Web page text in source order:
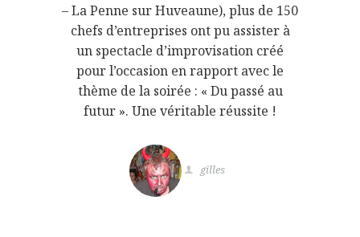
– La Penne sur Huveaune), plus de 150
chefs d’entreprises ont pu assister à
un spectacle d’improvisation créé
pour l’occasion en rapport avec le
thème de la soirée : « Du passé au
futur ». Une véritable réussite !
gilles